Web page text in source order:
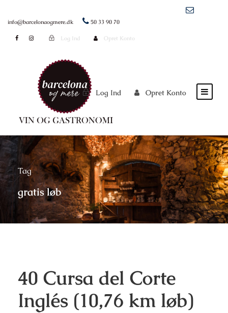
info@barcelonaogmere.dk 50 33 90 70
Log Ind Opret Konto
Log Ind Opret Konto
Tag
gratis løb
40 Cursa del Corte
Inglés (10,76 km løb)